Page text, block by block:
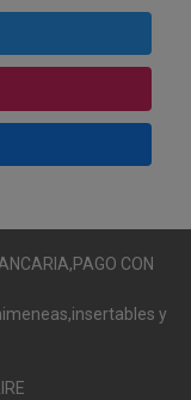
CON
y